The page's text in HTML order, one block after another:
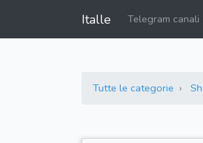
Italle Telegram canali
Tutte le categorie